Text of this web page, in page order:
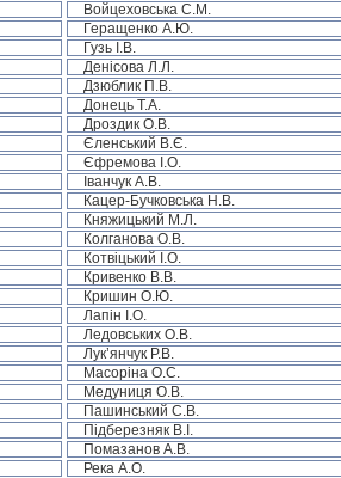
Войцеховська С.М.
Геращенко А.Ю.
Гузь І.В.
Денісова Л.Л.
Дзюблик П.В.
Донець Т.А.
Дроздик О.В.
Єленський В.Є.
Єфремова І.О.
Іванчук А.В.
Кацер-Бучковська Н.В.
Княжицький М.Л.
Колганова О.В.
Котвіцький І.О.
Кривенко В.В.
Кришин О.Ю.
Лапін І.О.
Ледовських О.В.
Лук’янчук Р.В.
Масоріна О.С.
Медуниця О.В.
Пашинський С.В.
Підберезняк В.І.
Помазанов А.В.
Река А.О.